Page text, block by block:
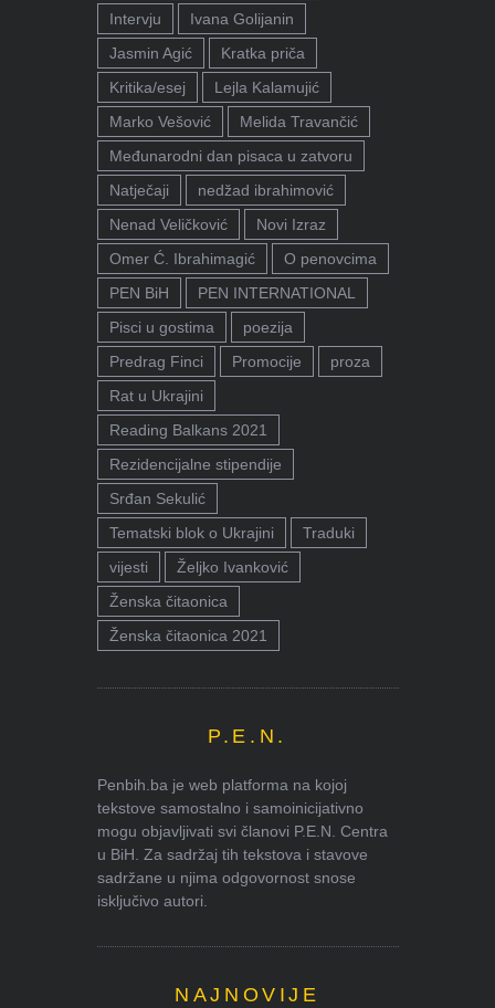
Intervju
Ivana Golijanin
Jasmin Agić
Kratka priča
Kritika/esej
Lejla Kalamujić
Marko Vešović
Melida Travančić
Međunarodni dan pisaca u zatvoru
Natječaji
nedžad ibrahimović
Nenad Veličković
Novi Izraz
Omer Ć. Ibrahimagić
O penovcima
PEN BiH
PEN INTERNATIONAL
Pisci u gostima
poezija
Predrag Finci
Promocije
proza
Rat u Ukrajini
Reading Balkans 2021
Rezidencijalne stipendije
Srđan Sekulić
Tematski blok o Ukrajini
Traduki
vijesti
Željko Ivanković
Ženska čitaonica
Ženska čitaonica 2021
P.E.N.
Penbih.ba je web platforma na kojoj
tekstove samostalno i samoinicijativno
mogu objavljivati svi članovi P.E.N. Centra
u BiH. Za sadržaj tih tekstova i stavove
sadržane u njima odgovornost snose
isključivo autori.
NAJNOVIJE